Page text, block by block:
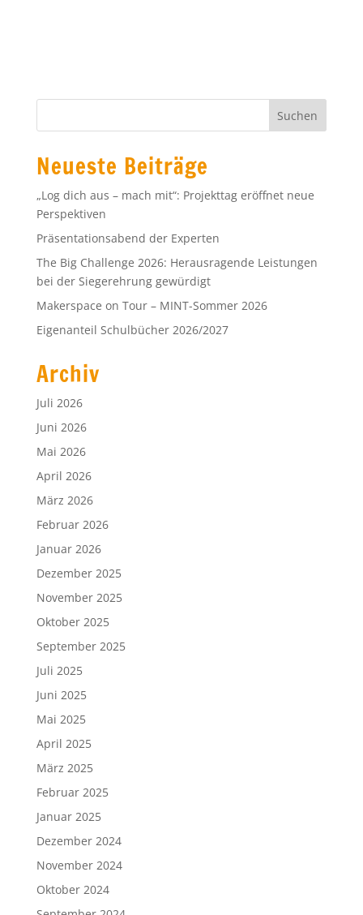
Neueste Beiträge
„Log dich aus – mach mit“: Projekttag eröffnet neue
Perspektiven
Präsentationsabend der Experten
The Big Challenge 2026: Herausragende Leistungen
bei der Siegerehrung gewürdigt
Makerspace on Tour – MINT-Sommer 2026
Eigenanteil Schulbücher 2026/2027
Archiv
Juli 2026
Juni 2026
Mai 2026
April 2026
März 2026
Februar 2026
Januar 2026
Dezember 2025
November 2025
Oktober 2025
September 2025
Juli 2025
Juni 2025
Mai 2025
April 2025
März 2025
Februar 2025
Januar 2025
Dezember 2024
November 2024
Oktober 2024